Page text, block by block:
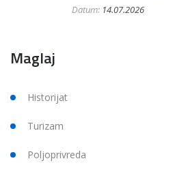
Datum: 14.07.2026
Maglaj
Historijat
Turizam
Poljoprivreda